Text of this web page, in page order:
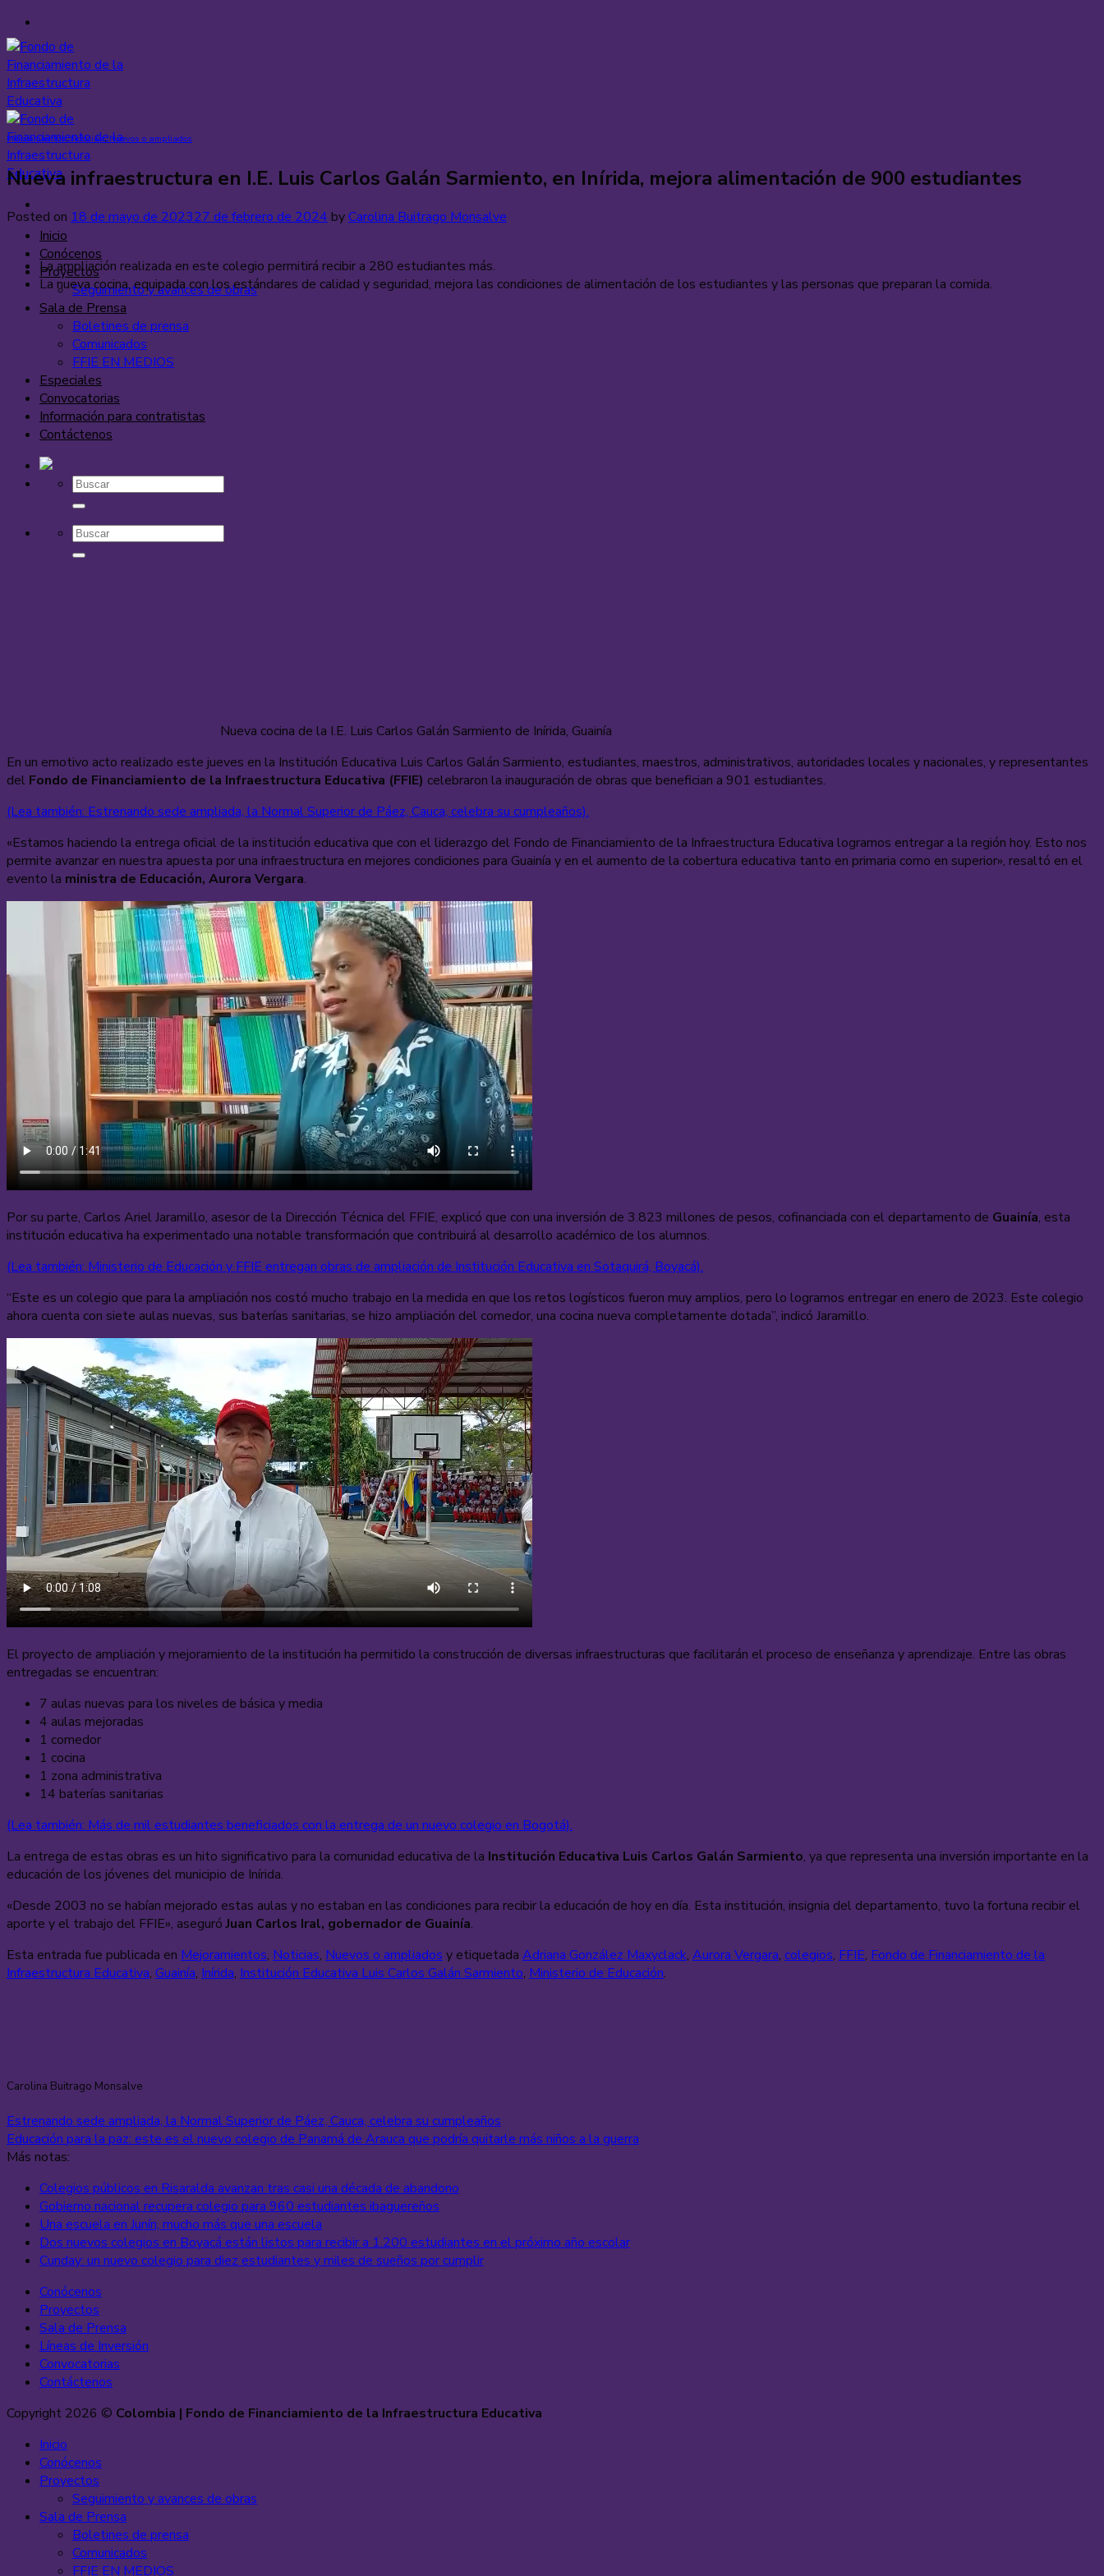
Saltar
al
contenido
Inicio
Conócenos
Proyectos
Seguimiento y avances de obras
Sala de Prensa
Boletines de prensa
Comunicados
FFIE EN MEDIOS
Especiales
Convocatorias
Información para contratistas
Contáctenos
Mejoramientos,Noticias,Nuevos o ampliados
Nueva infraestructura en I.E. Luis Carlos Galán Sarmiento, en Inírida, mejora alimentación de 900 estudiantes
Posted on 18 de mayo de 202327 de febrero de 2024 byCarolina Buitrago Monsalve
La ampliación realizada en este colegio permitirá recibir a 280 estudiantes más.
La nueva cocina, equipada con los estándares de calidad y seguridad, mejora las condiciones de alimentación de los estudiantes y las personas que preparan la comida.
Nueva cocina de la I.E. Luis Carlos Galán Sarmiento de Inírida, Guainía
En un emotivo acto realizado este jueves en la Institución Educativa Luis Carlos Galán Sarmiento, estudiantes, maestros, administrativos, autoridades locales y nacionales, y representantes
del Fondo de Financiamiento de la Infraestructura Educativa (FFIE) celebraron la inauguración de obras que benefician a 901 estudiantes.
(Lea también: Estrenando sede ampliada, la Normal Superior de Páez, Cauca, celebra su cumpleaños).
«Estamos haciendo la entrega oficial de la institución educativa que con el liderazgo del Fondo de Financiamiento de la Infraestructura Educativa logramos entregar a la región hoy. Esto nos
permite avanzar en nuestra apuesta por una infraestructura en mejores condiciones para Guainía y en el aumento de la cobertura educativa tanto en primaria como en superior», resaltó en el
evento la ministra de Educación, Aurora Vergara.
Por su parte, Carlos Ariel Jaramillo, asesor de la Dirección Técnica del FFIE, explicó que con una inversión de 3.823 millones de pesos, cofinanciada con el departamento de Guainía, esta
institución educativa ha experimentado una notable transformación que contribuirá al desarrollo académico de los alumnos.
(Lea también: Ministerio de Educación y FFIE entregan obras de ampliación de Institución Educativa en Sotaquirá, Boyacá).
“Este es un colegio que para la ampliación nos costó mucho trabajo en la medida en que los retos logísticos fueron muy amplios, pero lo logramos entregar en enero de 2023. Este colegio
ahora cuenta con siete aulas nuevas, sus baterías sanitarias, se hizo ampliación del comedor, una cocina nueva completamente dotada”, indicó Jaramillo.
El proyecto de ampliación y mejoramiento de la institución ha permitido la construcción de diversas infraestructuras que facilitarán el proceso de enseñanza y aprendizaje. Entre las obras
entregadas se encuentran:
7 aulas nuevas para los niveles de básica y media
4 aulas mejoradas
1 comedor
1 cocina
1 zona administrativa
14 baterías sanitarias
(Lea también: Más de mil estudiantes beneficiados con la entrega de un nuevo colegio en Bogotá).
La entrega de estas obras es un hito significativo para la comunidad educativa de la Institución Educativa Luis Carlos Galán Sarmiento, ya que representa una inversión importante en la
educación de los jóvenes del municipio de Inírida.
«Desde 2003 no se habían mejorado estas aulas y no estaban en las condiciones para recibir la educación de hoy en día. Esta institución, insignia del departamento, tuvo la fortuna recibir el
aporte y el trabajo del FFIE», aseguróJuan Carlos Iral, gobernador de Guainía.
Esta entrada fue publicada en Mejoramientos, Noticias, Nuevos o ampliados y etiquetada Adriana González Maxyclack, Aurora Vergara, colegios, FFIE, Fondo de Financiamiento de la
Infraestructura Educativa, Guainía, Inírida, Institución Educativa Luis Carlos Galán Sarmiento, Ministerio de Educación.
Carolina Buitrago Monsalve
Estrenando sede ampliada, la Normal Superior de Páez, Cauca, celebra su cumpleaños
Educación para la paz: este es el nuevo colegio de Panamá de Arauca que podría quitarle más niños a la guerra
Más notas:
Colegios públicos en Risaralda avanzan tras casi una década de abandono
Gobierno nacional recupera colegio para 960 estudiantes ibaguereños
Una escuela en Junín, mucho más que una escuela
Dos nuevos colegios en Boyacá están listos para recibir a 1.200 estudiantes en el próximo año escolar
Cunday: un nuevo colegio para diez estudiantes y miles de sueños por cumplir
Conócenos
Proyectos
Sala de Prensa
Líneas de Inversión
Convocatorias
Contáctenos
Copyright 2026 © Colombia | Fondo de Financiamiento de la Infraestructura Educativa
Inicio
Conócenos
Proyectos
Seguimiento y avances de obras
Sala de Prensa
Boletines de prensa
Comunicados
FFIE EN MEDIOS